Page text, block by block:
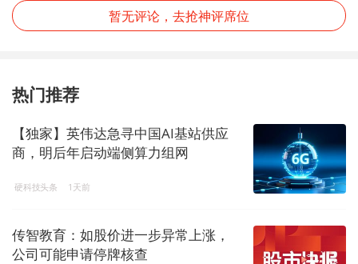
暂无评论，去抢神评席位
热门推荐
【独家】英伟达急寻中国AI基站供应
商，明后年启动端侧算力组网
硬科技头条 1天前
传智教育：如股价进一步异常上涨，
公司可能申请停牌核查